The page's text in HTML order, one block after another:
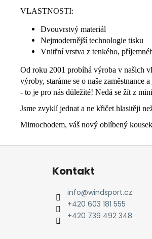
VLASTNOSTI:
Dvouvrstvý materiál
Nejmodernější technologie tisku
Vnitřní vrstva z tenkého,
Od roku 2001 probíhá výroba v našich
výroby, staráme se o naše
- to je pro nás důležité! Nedá se žít z
Jsme zvyklí jednat a ne křičet hlasitěji
Mimochodem, váš nový oblíbený
Z
Kontakt
info@windsport.cz
+420 603 181 555
+420 739 492 348